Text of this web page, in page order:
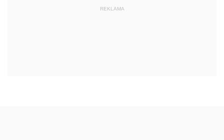
REKLAMA